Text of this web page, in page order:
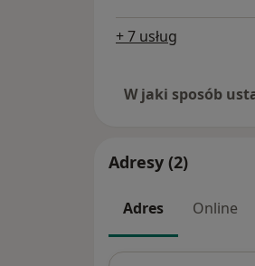
+ 7 usług
W jaki sposób
Adresy (2)
Adres Online